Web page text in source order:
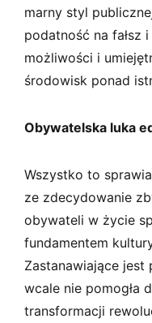
marny styl
podatność na fałsz
możliwości i
środowisk ponad
Obywatelska luka
Wszystko to
ze zdecydowanie
obywateli w życie
fundamentem
Zastanawiające
wcale nie pomogła
transformacji